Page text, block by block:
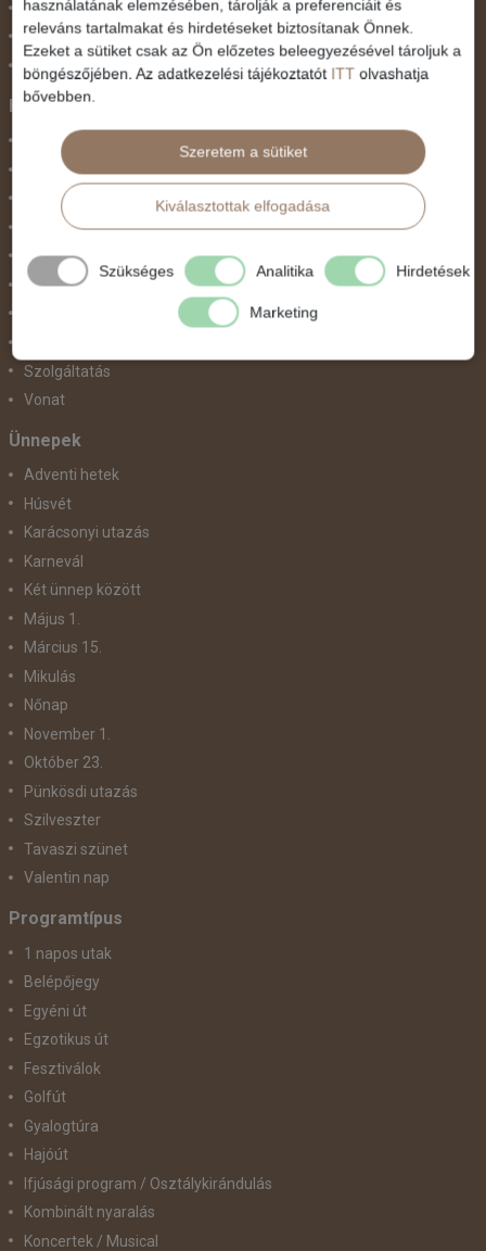
Nyugat-Afrika
Nyugat-Európa
Világ körüli körutazás
Közlekedés
Busszal
busz+hajó
Egyénileg
Fly & Drive
Hajó
repülő+busz
Szolgáltatás
Vonat
Ünnepek
Adventi hetek
Húsvét
Karácsonyi utazás
Karnevál
Két ünnep között
Május 1.
Március 15.
Mikulás
Nőnap
November 1.
Október 23.
Pünkösdi utazás
Szilveszter
Tavaszi szünet
Valentin nap
Programtípus
1 napos utak
Belépőjegy
Egyéni út
Egzotikus út
Fesztiválok
Golfút
Gyalogtúra
Hajóút
Ifjúsági program / Osztálykirándulás
Kombinált nyaralás
Koncertek / Musical
használatának elemzésében, tárolják a preferenciáit és
releváns tartalmakat és hirdetéseket biztosítanak Önnek.
Ezeket a sütiket csak az Ön előzetes beleegyezésével tároljuk a
böngészőjében. Az adatkezelési tájékoztatót ITT olvashatja
bővebben.
Szeretem a sütiket
Kiválasztottak elfogadása
Szükséges Analitika Hirdetések
Marketing